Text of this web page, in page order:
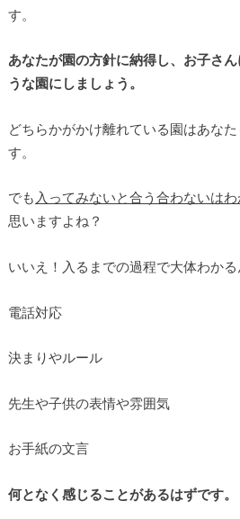
す。
あなたが園の方針に納得し、お子さ
うな園にしましょう。
どちらかがかけ離れている園はあな
す。
でも 入ってみないと合う合わないは
思いますよね？
いいえ！入るまでの過程で大体わかる
電話対応
決まりやルール
先生や子供の表情や雰囲気
お手紙の文言
何となく感じることがあるはずです。